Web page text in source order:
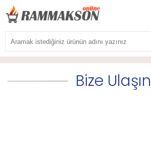
Bize Ulaşın